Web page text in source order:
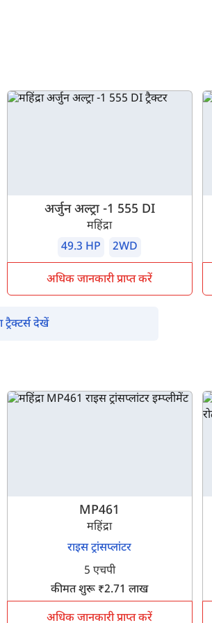
अर्जुन अल्ट्रा -1 555 DI
महिंद्रा
49.3 HP
2WD
अधिक जानकारी प्राप्त करें
ट्रैक्टर्स देखें
MP461
महिंद्रा
राइस ट्रांसप्लांटर
5 एचपी
कीमत शुरू ₹2.71 लाख
अधिक जानकारी प्राप्त करें
से भी कम समय लगेगा।
हाँ, पूछताछ जारी रखें
पास सुरक्षित है।